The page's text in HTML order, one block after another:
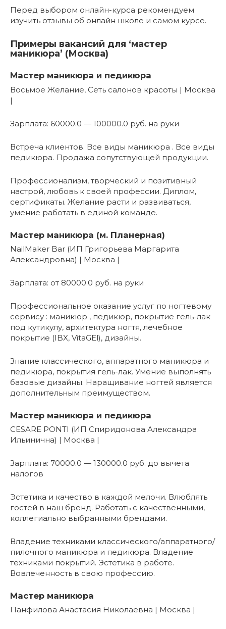
Перед выбором онлайн-курса рекомендуем
изучить отзывы об онлайн школе и самом курсе.
Примеры вакансий для ‘мастер
маникюра’ (Москва)
Мастер маникюра и педикюра
Восьмое Желание, Сеть салонов красоты | Москва
|
Зарплата: 60000.0 — 100000.0 руб. на руки
Встреча клиентов. Все виды маникюра . Все виды
педикюра. Продажа сопутствующей продукции.
Профессионализм, творческий и позитивный
настрой, любовь к своей профессии. Диплом,
сертификаты. Желание расти и развиваться,
умение работать в единой команде.
Мастер маникюра (м. Планерная)
NailMaker Bar (ИП Григорьева Маргарита
Александровна) | Москва |
Зарплата: от 80000.0 руб. на руки
Профессиональное оказание услуг по ногтевому
сервису : маникюр , педикюр, покрытие гель-лак
под кутикулу, архитектура ногтя, лечебное
покрытие (IBX, VitaGEl), дизайны.
Знание классического, аппаратного маникюра и
педикюра, покрытия гель-лак. Умение выполнять
базовые дизайны. Наращивание ногтей является
дополнительным преимуществом.
Мастер маникюра и педикюра
CESARE PONTI (ИП Спиридонова Александра
Ильинична) | Москва |
Зарплата: 70000.0 — 130000.0 руб. до вычета
налогов
Эстетика и качество в каждой мелочи. Влюблять
гостей в наш бренд. Работать с качественными,
коллегиально выбранными брендами.
Владение техниками классического/аппаратного/
пилочного маникюра и педикюра. Владение
техниками покрытий. Эстетика в работе.
Вовлеченность в свою профессию.
Мастер маникюра
Панфилова Анастасия Николаевна | Москва |